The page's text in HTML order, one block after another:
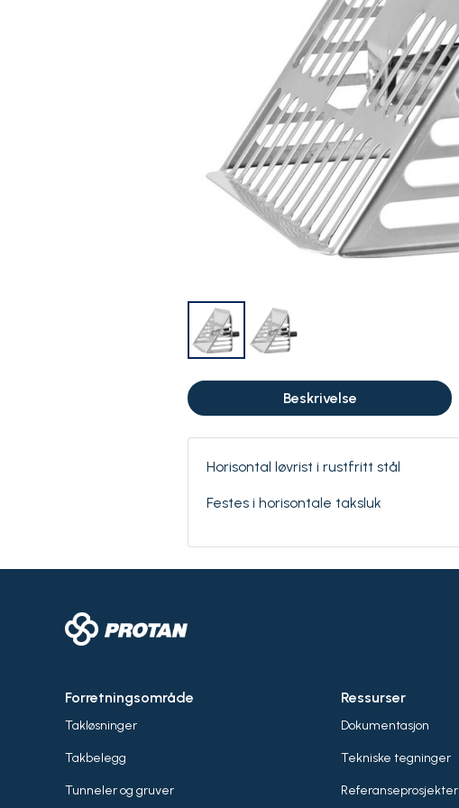
Beskrivelse
Horisontal løvrist i rustfritt stål
Festes i horisontale taksluk
Forretningsområde
Takløsninger
Takbelegg
Tunneler og gruver
Ressurser
Dokumentasjon
Tekniske tegninger
Referanseprosjekter